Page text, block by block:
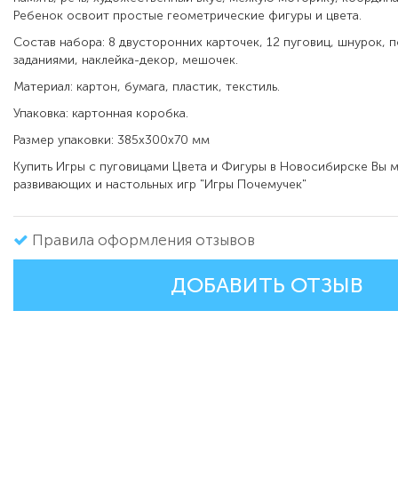
Ребенок освоит простые геометрические фигуры и цвета.
Состав набора: 8 двусторонних карточек, 12 пуговиц, шнурок,
заданиями, наклейка-декор, мешочек.
Материал: картон, бумага, пластик, текстиль.
Упаковка: картонная коробка.
Размер упаковки: 385х300х70 мм
Купить Игры с пуговицами Цвета и Фигуры в Новосибирске Вы
развивающих и настольных игр "Игры Почемучек"
Правила оформления отзывов
ДОБАВИТЬ ОТЗЫВ